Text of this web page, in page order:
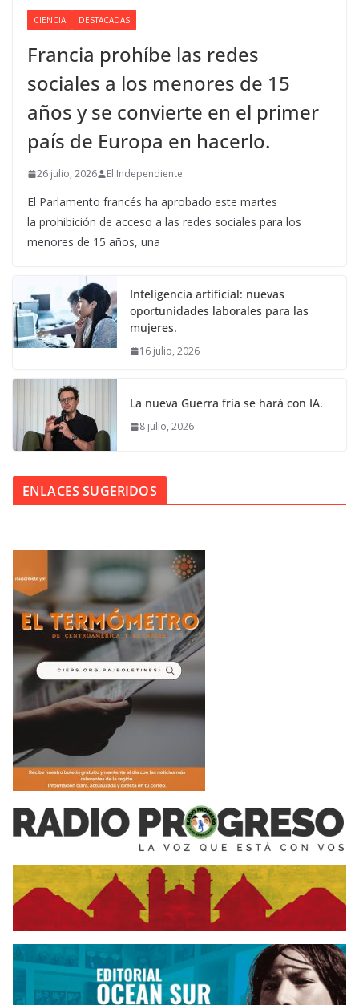
CIENCIA DESTACADAS
Francia prohíbe las redes
sociales a los menores de 15
años y se convierte en el primer
país de Europa en hacerlo.
26 julio, 2026 El Independiente
El Parlamento francés ha aprobado este martes
la prohibición de acceso a las redes sociales para los
menores de 15 años, una
Inteligencia artificial: nuevas
oportunidades laborales para las
mujeres.
16 julio, 2026
La nueva Guerra fría se hará con IA.
8 julio, 2026
ENLACES SUGERIDOS